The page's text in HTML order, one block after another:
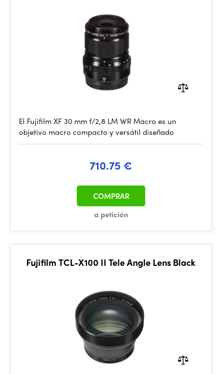
El Fujifilm XF 30 mm f/2,8 LM WR Macro es un
objetivo macro compacto y versátil diseñado
710.75 €
a petición
COMPRAR
Fujifilm TCL-X100 II Tele Angle Lens Black